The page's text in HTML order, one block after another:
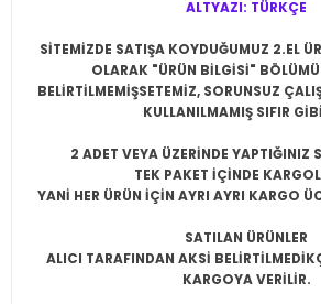
ALTYAZI: TÜRKÇE
SİTEMİZDE SATIŞA KOYDUĞUMUZ 2.EL
OLARAK "ÜRÜN BİLGİSİ"
BELİRTİLMEMİŞSETEMİZ, SORUNSUZ
KULLANILMAMIŞ SIFIR
2 ADET VEYA ÜZERİNDE YAPTIĞINIZ
TEK PAKET İÇİNDE
YANİ HER ÜRÜN İÇİN AYRI AYRI KARGO
SATILAN ÜRÜNLER
ALICI TARAFINDAN AKSİ
KARGOYA VERİLİR.